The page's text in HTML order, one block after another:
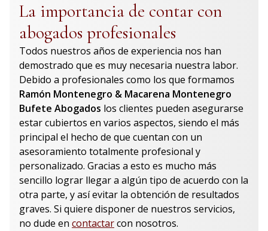
La importancia de contar con
abogados profesionales
Todos nuestros años de experiencia nos han
demostrado que es muy necesaria nuestra labor.
Debido a profesionales como los que formamos
Ramón Montenegro & Macarena Montenegro
Bufete Abogados los clientes pueden asegurarse
estar cubiertos en varios aspectos, siendo el más
principal el hecho de que cuentan con un
asesoramiento totalmente profesional y
personalizado. Gracias a esto es mucho más
sencillo lograr llegar a algún tipo de acuerdo con la
otra parte, y así evitar la obtención de resultados
graves. Si quiere disponer de nuestros servicios,
no dude en contactarcon nosotros.